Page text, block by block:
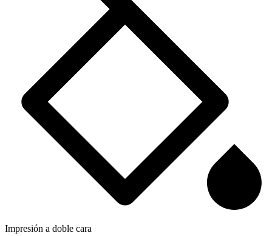
Impresión a doble cara